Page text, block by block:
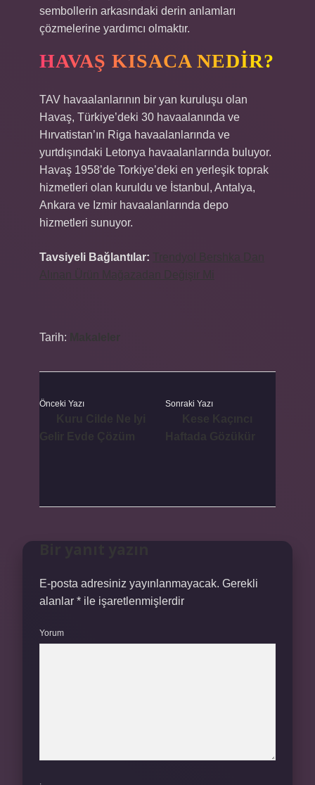
sembollerin arkasındaki derin anlamları
çözmelerine yardımcı olmaktır.
HAVAŞ KISACA NEDIR?
TAV havaalanlarının bir yan kuruluşu olan
Havaş, Türkiye’deki 30 havaalanında ve
Hırvatistan’ın Riga havaalanlarında ve
yurtdışındaki Letonya havaalanlarında buluyor.
Havaş 1958’de Torkiye’deki en yerleşik toprak
hizmetleri olan kuruldu ve İstanbul, Antalya,
Ankara ve Izmir havaalanlarında depo
hizmetleri sunuyor.
Tavsiyeli Bağlantılar:
Tarih:
Önceki Yazı Sonraki Yazı
E-posta adresiniz yayınlanmayacak. Gerekli
alanlar * ile işaretlenmişlerdir
Yorum